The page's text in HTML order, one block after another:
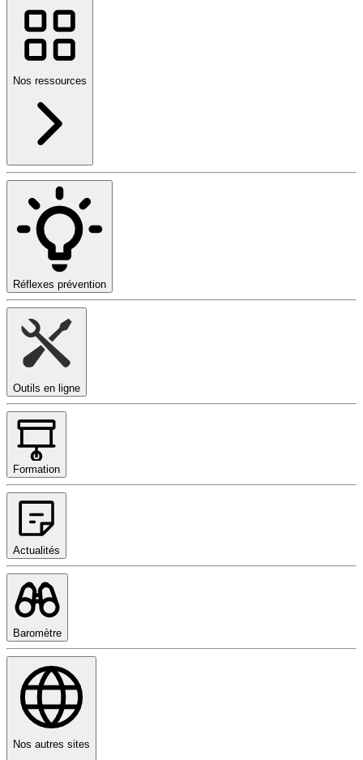
Nos ressources
Réflexes prévention
Outils en ligne
Formation
Actualités
Baromètre
Nos autres sites